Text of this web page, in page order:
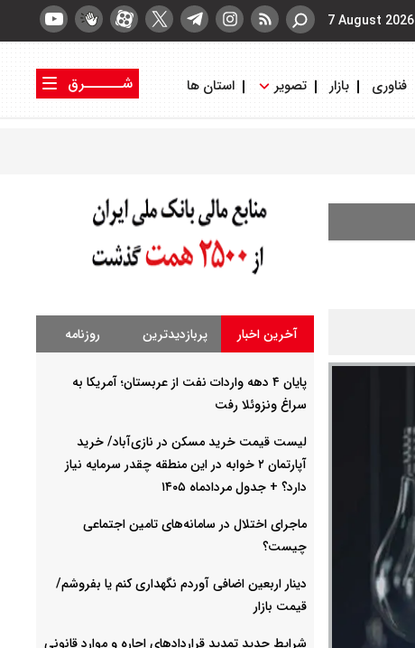
7 August 2026
فناوری بازار تصویر استان ها
شــــــرق
آخرین اخبار پربازدیدترین روزنامه
پایان ۴ دهه واردات نفت از عربستان؛ آمریکا به
سراغ ونزوئلا رفت
لیست قیمت خرید مسکن در نازی‌آباد/ خرید
آپارتمان ۲ خوابه در این منطقه چقدر سرمایه نیاز
دارد؟ + جدول مردادماه ۱۴۰۵
ماجرای اختلال در سامانه‌های تامین اجتماعی
چیست؟
دینار اربعین اضافی آوردم نگهداری کنم یا بفروشم/
قیمت بازار
شرایط جدید تمدید قراردادهای اجاره و موارد قانونی